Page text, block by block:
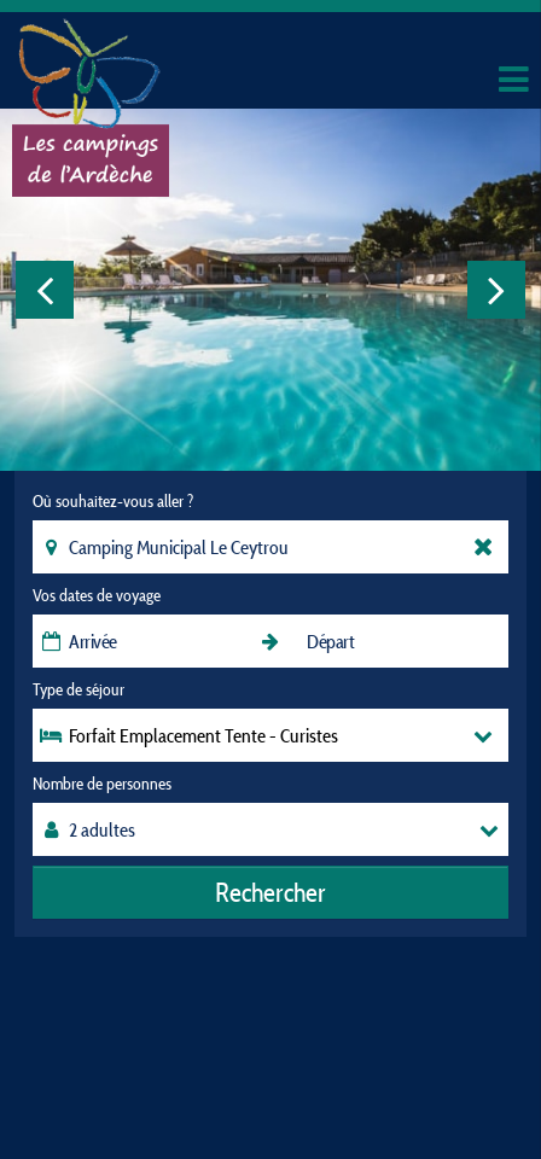
Où souhaitez-vous aller ?
Vos dates de voyage
Type de séjour
Forfait Emplacement Tente - Curistes
Nombre de personnes
Rechercher